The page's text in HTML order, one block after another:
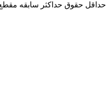
حداقل حقوق حداکثر سابقه